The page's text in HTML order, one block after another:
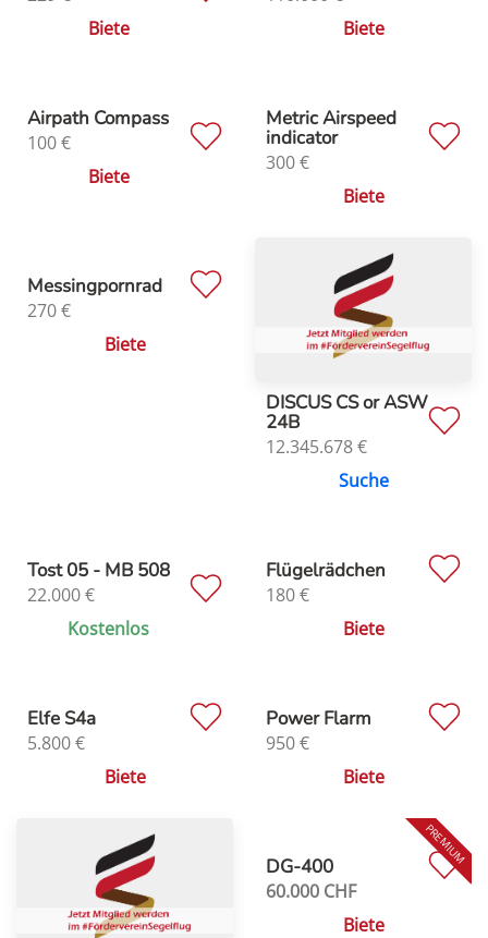
Biete
Biete
Airpath Compass
100€
Biete
Metric Airspeed
indicator
300€
Biete
Messingpornrad
270€
Biete
DISCUS CS or ASW
24B
12.345.678€
Suche
Tost 05 - MB 508
22.000€
Kostenlos
Flügelrädchen
180€
Biete
Elfe S4a
5.800€
Biete
Power Flarm
950€
Biete
DG-400
60.000 CHF
Biete